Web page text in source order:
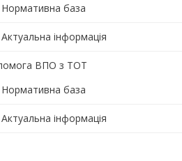
Нормативна база
Актуальна інформація
ВПО з ТОТ
Нормативна база
Актуальна інформація